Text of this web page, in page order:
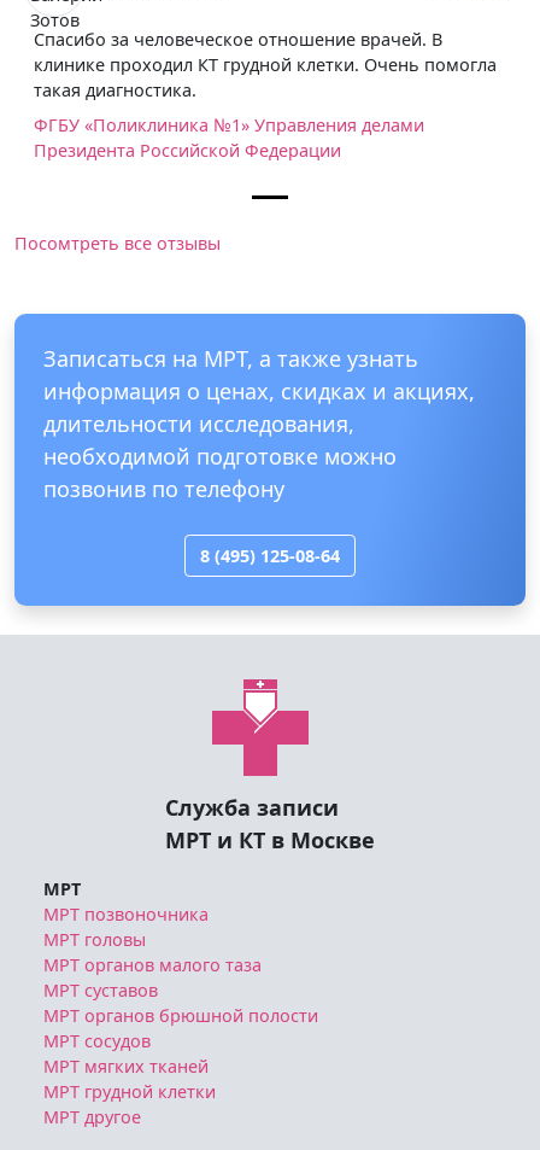
Спасибо за человеческое отношение врачей. В
клинике проходил КТ грудной клетки. Очень помогла
такая диагностика.
ФГБУ «Поликлиника №1» Управления делами
Президента Российской Федерации
Посомтреть все отзывы
Записаться на МРТ, а также узнать
информация о ценах, скидках и акциях,
длительности исследования,
необходимой подготовке можно
позвонив по телефону
8 (495) 125-08-64
Служба записи
МРТ и КТ в Москве
МРТ
МРТ позвоночника
МРТ головы
МРТ органов малого таза
МРТ суставов
МРТ органов брюшной полости
МРТ сосудов
МРТ мягких тканей
МРТ грудной клетки
МРТ другое